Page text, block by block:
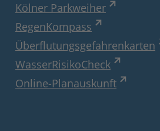
Kölner Parkweiher
RegenKompass
Überflutungsgefahrenkarten
WasserRisikoCheck
Online-Planauskunft